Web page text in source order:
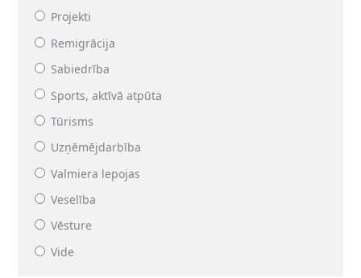
Projekti
Remigrācija
Sabiedrība
Sports, aktīvā atpūta
Tūrisms
Uzņēmējdarbība
Valmiera lepojas
Veselība
Vēsture
Vide